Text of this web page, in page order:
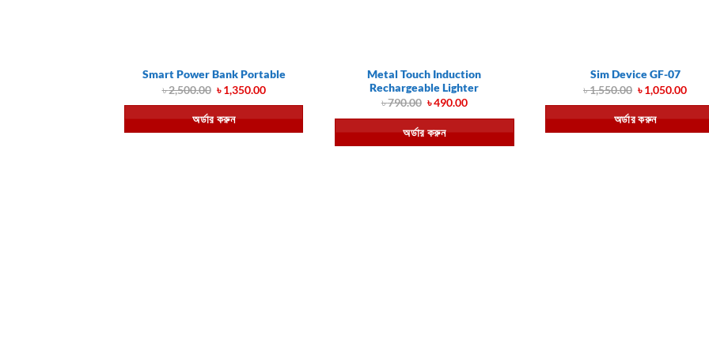
Smart Power Bank Portable
৳2,500.00 Original
price
was:
৳ 2,500.00.
৳1,350.00Current
is:
৳ 1,350.00.
অর্ডার করুন
Metal Touch Induction
Rechargeable Lighter
৳790.00 Original
was:
৳ 790.00.
৳490.00Current
is:
৳ 490.00.
অর্ডার করুন
Sim Device GF-07
৳1,550.00 Original
price
was:
৳ 1,550.00.
৳1,050.00
is:
৳
অর্ডার করুন